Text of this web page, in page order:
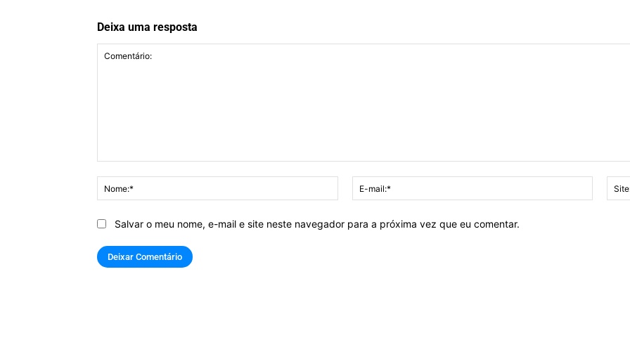
Deixa uma resposta
Nome:*
mail:*
Salvar o meu nome, e-mail e site neste navegador para a próxima vez que eu comentar.